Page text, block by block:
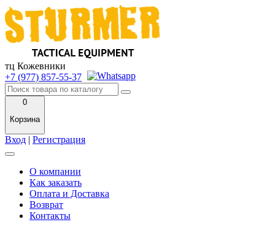
тц Кожевники
+7 (977) 857-55-37
0
Корзина
Вход | Регистрация
О компании
Как заказать
Оплата и Доставка
Возврат
Контакты